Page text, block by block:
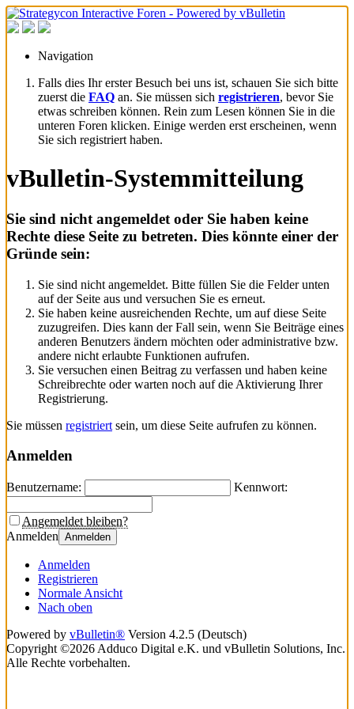
Navigation
Falls dies Ihr erster Besuch bei uns ist, schauen Sie sich bitte
zuerst die FAQ an. Sie müssen sich registrieren, bevor Sie
etwas schreiben können. Rein zum Lesen können Sie in die
unteren Foren klicken. Einige werden erst erscheinen, wenn
Sie sich registriert haben.
vBulletin-Systemmitteilung
Sie sind nicht angemeldet oder Sie haben keine
Rechte diese Seite zu betreten. Dies könnte einer der
Gründe sein:
Sie sind nicht angemeldet. Bitte füllen Sie die Felder unten
auf der Seite aus und versuchen Sie es erneut.
Sie haben keine ausreichenden Rechte, um auf diese Seite
zuzugreifen. Dies kann der Fall sein, wenn Sie Beiträge eines
anderen Benutzers ändern möchten oder administrative bzw.
andere nicht erlaubte Funktionen aufrufen.
Sie versuchen einen Beitrag zu verfassen und haben keine
Schreibrechte oder warten noch auf die Aktivierung Ihrer
Registrierung.
Sie müssen registriert sein, um diese Seite aufrufen zu können.
Anmelden
Benutzername: Kennwort:
Angemeldet bleiben?
Anmelden Anmelden
Anmelden
Registrieren
Normale Ansicht
Nach oben
Powered by vBulletin® Version 4.2.5 (Deutsch)
Copyright ©2026 Adduco Digital e.K. und vBulletin Solutions, Inc.
Alle Rechte vorbehalten.